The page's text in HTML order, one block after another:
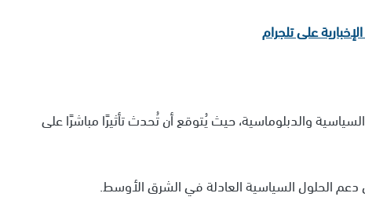
والدبلوماسية، حيث يُتوقع أن تُحدث تأثيرًا مباشرًا على
الحلول السياسية العادلة في الشرق الأوسط.